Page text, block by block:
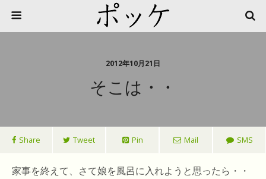
2012年10月21日
そこは・・
Share Tweet Pin Mail SMS
家事を終えて、さて娘を風呂に入れようと思ったら・・